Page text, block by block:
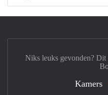
Niks leuks gevonden? Dit
Kamers